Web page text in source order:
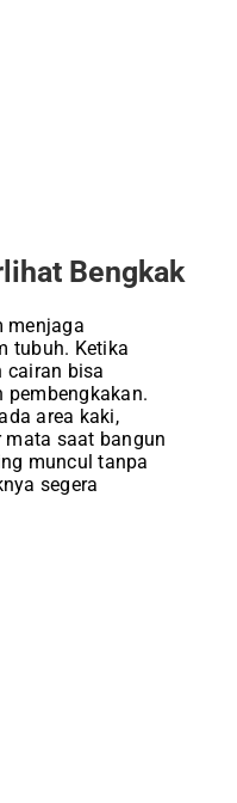
Bengkak
menjaga
tubuh. Ketika
cairan bisa
pembengkakan.
area kaki,
mata saat bangun
muncul tanpa
segera